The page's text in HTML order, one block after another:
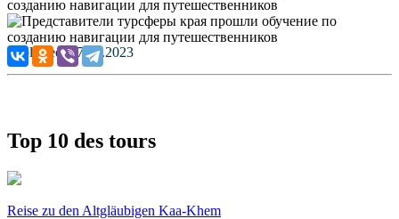
Published: 27.07.2023
Top 10 des tours
Reise zu den Altgläubigen Kaa-Khem